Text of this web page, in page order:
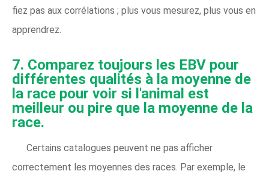
fiez pas aux corrélations ; plus vous mesurez, plus vous en
apprendrez.
7. Comparez toujours les EBV pour
différentes qualités à la moyenne de
la race pour voir si l'animal est
meilleur ou pire que la moyenne de la
race.
Certains catalogues peuvent ne pas afficher
correctement les moyennes des races. Par exemple, le